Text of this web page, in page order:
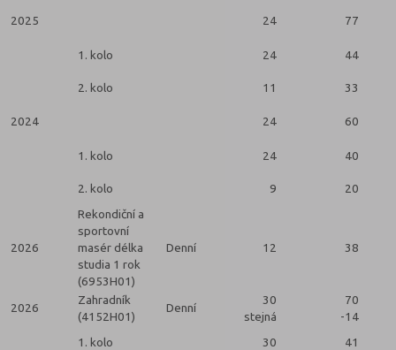
2025 24 77
1. kolo
24 44
2. kolo 11 33
2024 24 60
1. kolo
24 40
2. kolo 9 20
2026
Rekondiční a
sportovní
masér délka
studia 1 rok
(6953H01)
Denní 12 38
2026
Zahradník
(4152H01)
Denní
30
stejná
70
-14
1. kolo
30 41